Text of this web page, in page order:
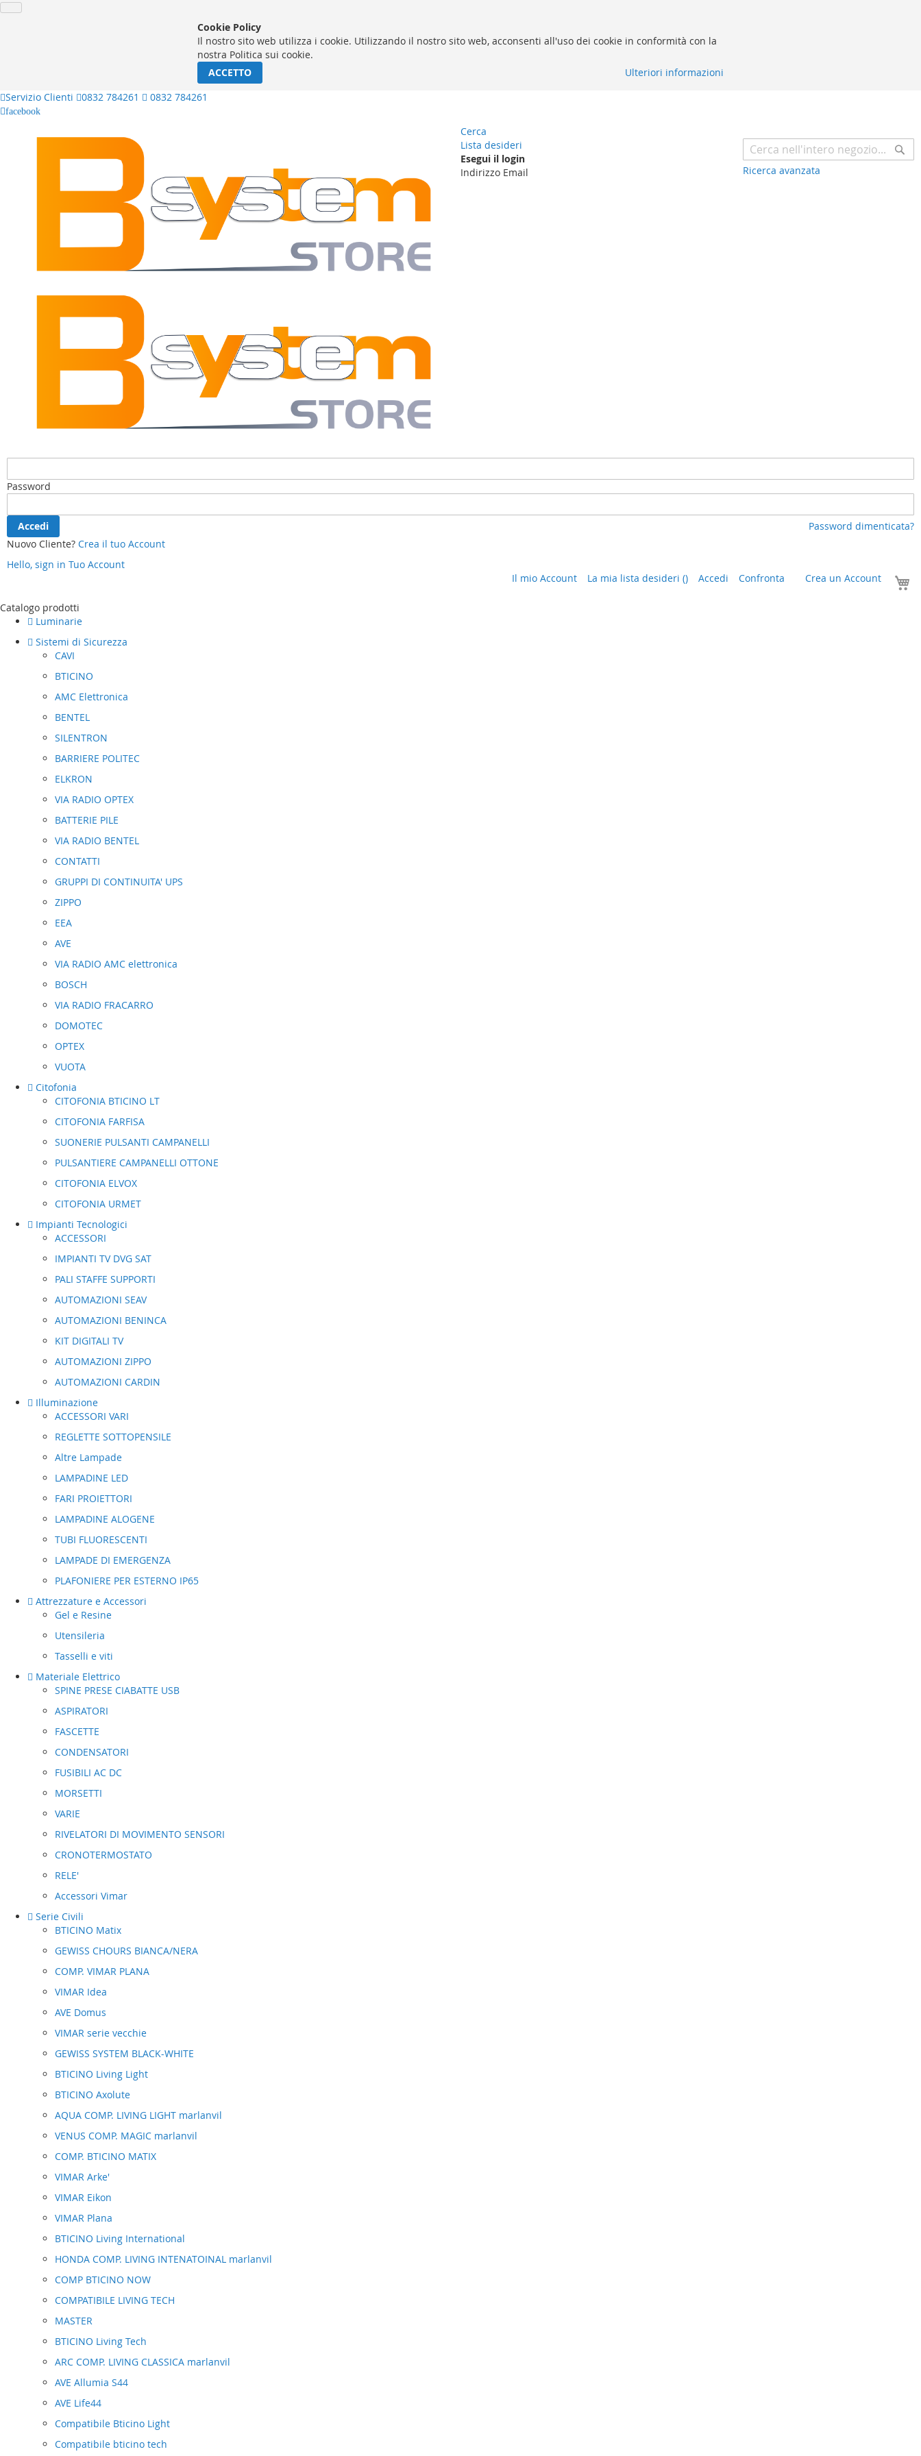
Cookie Policy
Il nostro sito web utilizza i cookie. Utilizzando il nostro sito web, acconsenti all'uso dei cookie in conformità con la
nostra Politica sui cookie.
Ulteriori informazioni
ACCETTO
Servizio Clienti
0832 784261 0832 784261
facebook
Cerca
Ricerca avanzata
Lista desideri
Esegui il login
Indirizzo Email
Password
Accedi
Password dimenticata?
Nuovo Cliente? Crea il tuo Account
Hello, sign in Tuo Account
Il mio Account La mia lista desideri () Accedi Confronta Crea un Account
contenuto
Catalogo prodotti
Luminarie
Sistemi di Sicurezza
CAVI
BTICINO
AMC Elettronica
BENTEL
SILENTRON
BARRIERE POLITEC
ELKRON
VIA RADIO OPTEX
BATTERIE PILE
VIA RADIO BENTEL
CONTATTI
GRUPPI DI CONTINUITA' UPS
ZIPPO
EEA
AVE
VIA RADIO AMC elettronica
BOSCH
VIA RADIO FRACARRO
DOMOTEC
OPTEX
VUOTA
Citofonia
CITOFONIA BTICINO LT
CITOFONIA FARFISA
SUONERIE PULSANTI CAMPANELLI
PULSANTIERE CAMPANELLI OTTONE
CITOFONIA ELVOX
CITOFONIA URMET
Impianti Tecnologici
ACCESSORI
IMPIANTI TV DVG SAT
PALI STAFFE SUPPORTI
AUTOMAZIONI SEAV
AUTOMAZIONI BENINCA
KIT DIGITALI TV
AUTOMAZIONI ZIPPO
AUTOMAZIONI CARDIN
Illuminazione
ACCESSORI VARI
REGLETTE SOTTOPENSILE
Altre Lampade
LAMPADINE LED
FARI PROIETTORI
LAMPADINE ALOGENE
TUBI FLUORESCENTI
LAMPADE DI EMERGENZA
PLAFONIERE PER ESTERNO IP65
Attrezzature e Accessori
Gel e Resine
Utensileria
Tasselli e viti
Materiale Elettrico
SPINE PRESE CIABATTE USB
ASPIRATORI
FASCETTE
CONDENSATORI
FUSIBILI AC DC
MORSETTI
VARIE
RIVELATORI DI MOVIMENTO SENSORI
CRONOTERMOSTATO
RELE'
Accessori Vimar
Serie Civili
BTICINO Matix
GEWISS CHOURS BIANCA/NERA
COMP. VIMAR PLANA
VIMAR Idea
AVE Domus
VIMAR serie vecchie
GEWISS SYSTEM BLACK-WHITE
BTICINO Living Light
BTICINO Axolute
AQUA COMP. LIVING LIGHT marlanvil
VENUS COMP. MAGIC marlanvil
COMP. BTICINO MATIX
VIMAR Arke'
VIMAR Eikon
VIMAR Plana
BTICINO Living International
HONDA COMP. LIVING INTENATOINAL marlanvil
COMP BTICINO NOW
COMPATIBILE LIVING TECH
MASTER
BTICINO Living Tech
ARC COMP. LIVING CLASSICA marlanvil
AVE Allumia S44
AVE Life44
Compatibile Bticino Light
Compatibile bticino tech